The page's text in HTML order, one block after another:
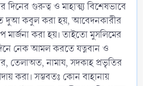
গুরুত্ব ও মাহাত্ম্য বিশেষভাবে
দুআ কবুল করা হয়, আবেদনকারীর
করা হয়। তাইতো মুসলিমের
নেক আমল করতে যত্নবান ও
তেলাঅত, নামায, সদকাহ প্রভৃতির
করা। সম্ভবতঃ কোন বাহানায়